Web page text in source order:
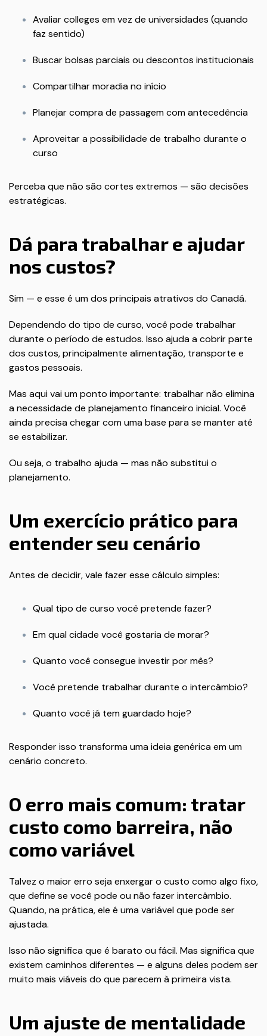
Avaliar colleges em vez de universidades (quando
faz sentido)
Buscar bolsas parciais ou descontos institucionais
Compartilhar moradia no início
Planejar compra de passagem com antecedência
Aproveitar a possibilidade de trabalho durante o
curso
Perceba que não são cortes extremos — são decisões
estratégicas.
Dá para trabalhar e ajudar
nos custos?
Sim — e esse é um dos principais atrativos do Canadá.
Dependendo do tipo de curso, você pode trabalhar
durante o período de estudos. Isso ajuda a cobrir parte
dos custos, principalmente alimentação, transporte e
gastos pessoais.
Mas aqui vai um ponto importante: trabalhar não elimina
a necessidade de planejamento financeiro inicial. Você
ainda precisa chegar com uma base para se manter até
se estabilizar.
Ou seja, o trabalho ajuda — mas não substitui o
planejamento.
Um exercício prático para
entender seu cenário
Antes de decidir, vale fazer esse cálculo simples:
Qual tipo de curso você pretende fazer?
Em qual cidade você gostaria de morar?
Quanto você consegue investir por mês?
Você pretende trabalhar durante o intercâmbio?
Quanto você já tem guardado hoje?
Responder isso transforma uma ideia genérica em um
cenário concreto.
O erro mais comum: tratar
custo como barreira, não
como variável
Talvez o maior erro seja enxergar o custo como algo fixo,
que define se você pode ou não fazer intercâmbio.
Quando, na prática, ele é uma variável que pode ser
ajustada.
Isso não significa que é barato ou fácil. Mas significa que
existem caminhos diferentes — e alguns deles podem ser
muito mais viáveis do que parecem à primeira vista.
Um ajuste de mentalidade